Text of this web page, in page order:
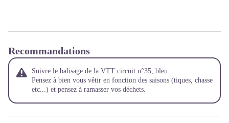
Recommandations
Suivre le balisage de la VTT circuit n°35, bleu.
Pensez à bien vous vêtir en fonction des saisons (tiques, chasse
etc...) et pensez à ramasser vos déchets.